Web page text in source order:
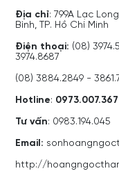
Địa chỉ: 799A Lạc
Bình, TP. Hồ Chí Minh
Điện thoại: (08)
3974.8687
(08) 3884.2849 -
Hotline: 0973.007.367
Tư vấn: 0983.194.045
Email:
http://